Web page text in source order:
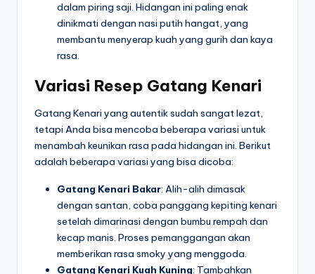
dalam piring saji. Hidangan ini paling enak
dinikmati dengan nasi putih hangat, yang
membantu menyerap kuah yang gurih dan kaya
rasa.
Variasi Resep Gatang Kenari
Gatang Kenari yang autentik sudah sangat lezat,
tetapi Anda bisa mencoba beberapa variasi untuk
menambah keunikan rasa pada hidangan ini. Berikut
adalah beberapa variasi yang bisa dicoba:
Gatang Kenari Bakar: Alih-alih dimasak
dengan santan, coba panggang kepiting kenari
setelah dimarinasi dengan bumbu rempah dan
kecap manis. Proses pemanggangan akan
memberikan rasa smoky yang menggoda.
Gatang Kenari Kuah Kuning: Tambahkan